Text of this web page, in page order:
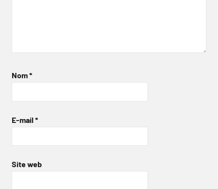
Nom*
E-mail *
Site web